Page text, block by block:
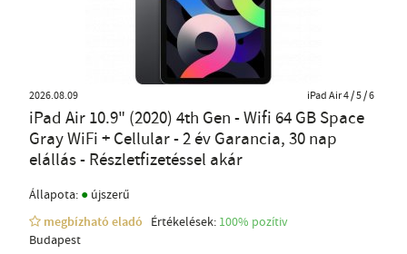
2026.08.09 iPad Air 4 / 5 / 6
iPad Air 10.9" (2020) 4th Gen - Wifi 64 GB Space
Gray WiFi + Cellular - 2 év Garancia, 30 nap
elállás - Részletfizetéssel akár
Állapota: ● újszerű
megbízható eladó
Értékelések: 100% pozítiv
Budapest